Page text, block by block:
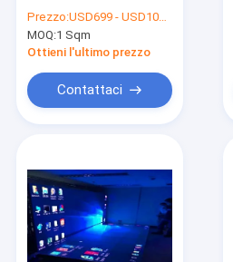
Prodotti
Video
Chi siamo
i punti m2 di
W40*H40dots 25600
Prezzo:USD699 - USD1099 / Sqm ( price is negotiable )
MOQ:1 Sqm
Ottieni l'ultimo prezzo
Contattaci